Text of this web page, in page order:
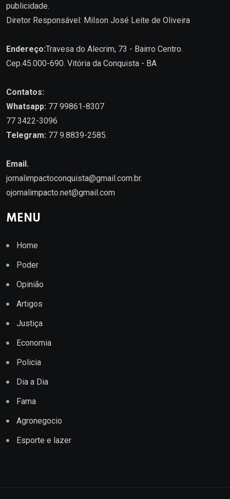
publicidade.
Diretor Responsável: Milson José Leite de Oliveira
Endereço:Travesa do Alecrim, 73 - Bairro Centro.
Cep.45.000-690. Vitória da Conquista - BA
Contatos:
Whatsapp: 77 99861-8307
77 3422-3096
Telegram: 77 9.8839-2585.
Email.
jornalimpactoconquista@gmail.com.br.
ojornalimpacto.net@gmail.com
MENU
Home
Poder
Opinião
Artigos
Justiça
Economia
Policia
Dia a Dia
Fama
Agronegocio
Esporte e lazer